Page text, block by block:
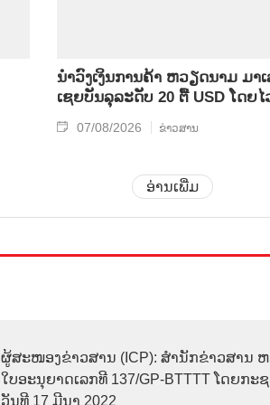
ນຳ​ວົງ​ເງິນ​ການ​ຄ້າ ຫວຽດ​ນາມ ມາ​ເ
ເຊຍ​ບັນ​ລຸ​ລະ​ດັບ 20 ຕື້ USD ໂດຍ​ໄ
07/08/2026 ຂ່າວສານ
ອ່ານເພີ່ມ
ຜູ້ສະໜອງຂ່າວສານ (ICP): ສຳນັກຂ່າວສານ ຫ
ໃບອະນຸຍາດເລກທີ 137/GP-BTTTT ໂດຍກ
ວັນທີ 17 ມີນາ 2022